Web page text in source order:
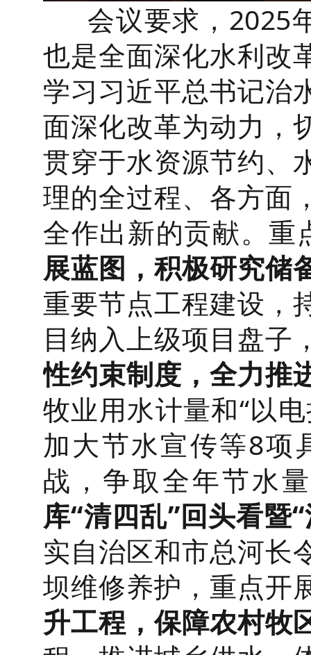
会议要求，2025
也是全面深化水利改
学习习近平总书记治
面深化改革为动力，
贯穿于水资源节约、
理的全过程、各方面
全作出新的贡献。重
展蓝图，积极研究储
重要节点工程建设，
目纳入上级项目盘子
性约束制度，全力推
牧业用水计量和“以
加大节水宣传等8项
战，争取全年节水
库“清四乱”回头看暨
实自治区和市总河长
坝维修养护，重点开
升工程，保障农村牧